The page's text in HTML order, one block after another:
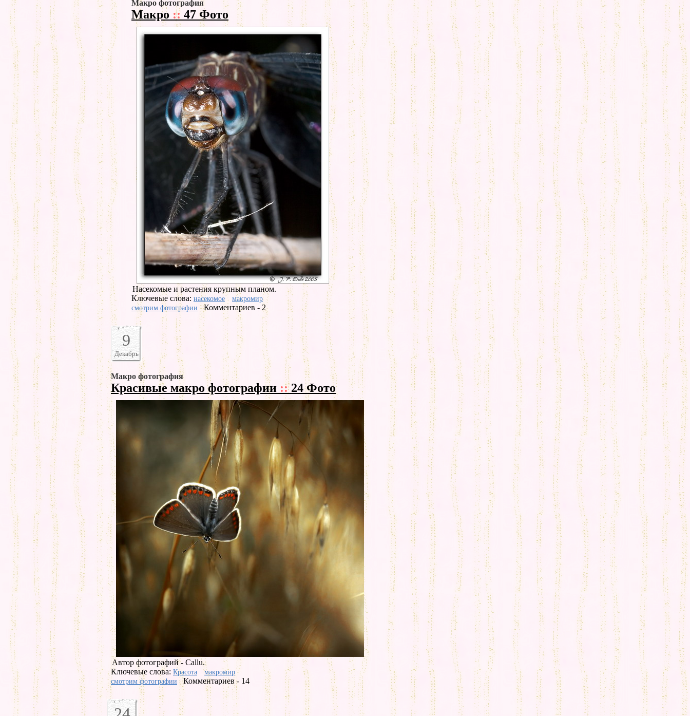
Макро фотография
Макро :: 47 Фото
Насекомые и растения крупным планом.
Ключевые слова: насекомое
макромир
смотрим фотографии
Комментариев - 2
9
Декабрь
Макро фотография
Красивые макро фотографии ::24 Фото
Автор фотографий - Callu.
Ключевые слова: Красота
макромир
смотрим фотографии
Комментариев - 14